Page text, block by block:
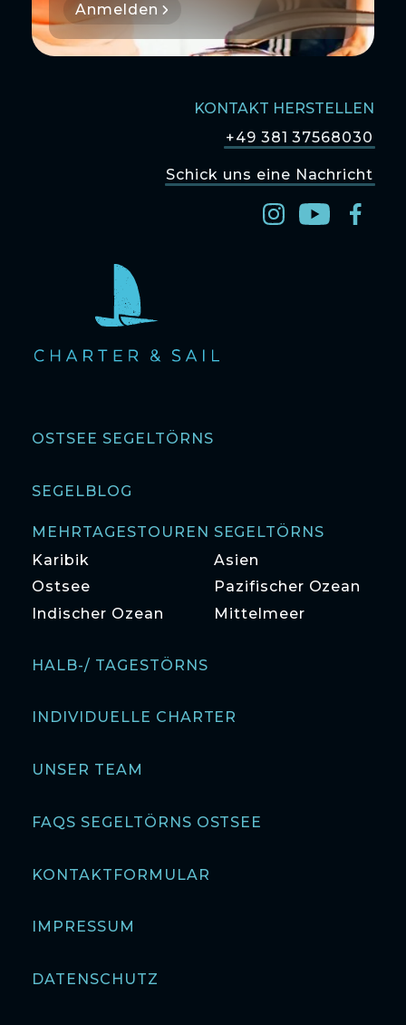
OSTSEE SEGELTÖRNS
SEGELBLOG
MEHRTAGESTOUREN SEGELTÖRNS
Karibik
Ostsee
Indischer Ozean
Asien
Pazifischer Ozean
Mittelmeer
HALB-/ TAGESTÖRNS
INDIVIDUELLE CHARTER
UNSER TEAM
FAQS SEGELTÖRNS OSTSEE
KONTAKTFORMULAR
IMPRESSUM
DATENSCHUTZ
Anmelden
KONTAKT HERSTELLEN
+49 381 37568030
Schick uns eine Nachricht